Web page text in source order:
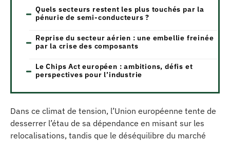
Quels secteurs restent les plus touchés par la
pénurie de semi-conducteurs ?
Reprise du secteur aérien : une embellie freinée
par la crise des composants
Le Chips Act européen : ambitions, défis et
perspectives pour l’industrie
Dans ce climat de tension, l’Union européenne tente de
desserrer l’étau de sa dépendance en misant sur les
relocalisations, tandis que le déséquilibre du marché